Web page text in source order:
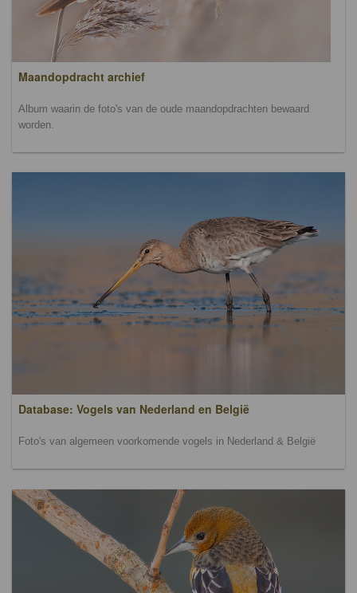
Maandopdracht archief
Album waarin de foto's van de oude maandopdrachten bewaard
worden.
Database: Vogels van Nederland en België
Foto's van algemeen voorkomende vogels in Nederland & België